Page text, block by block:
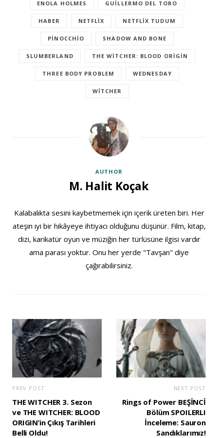
ENOLA HOLMES GUILLERMO DEL TORO
HABER NETFLIX NETFLIX TUDUM
PINOCCHIO SHADOW AND BONE
SLUMBERLAND THE WITCHER: BLOOD ORIGIN
THREE BODY PROBLEM WEDNESDAY
WITCHER
AUTHOR
M. Halit Koçak
Kalabalıkta sesini kaybetmemek için içerik üreten biri. Her
ateşin iyi bir hikâyeye ihtiyacı olduğunu düşünür. Film, kitap,
dizi, karikatür oyun ve müziğin her türlüsüne ilgisi vardır
ama parası yoktur. Onu her yerde "Tavşan" diye
çağırabilirsiniz.
PREV POST
THE WITCHER 3. Sezon
ve THE WITCHER: BLOOD
ORIGIN’in Çıkış Tarihleri
Belli Oldu!
NEXT POST
Rings of Power BEŞİNCİ
Bölüm SPOILERLI
İnceleme: Sauron
Sandıklarımız!